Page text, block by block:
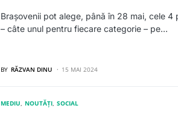
Brașovenii pot alege, până în 28 mai, cele 4
– câte unul pentru fiecare categorie – pe…
BY RĂZVAN DINU 15 MAI 2024
MEDIU NOUTĂȚI SOCIAL